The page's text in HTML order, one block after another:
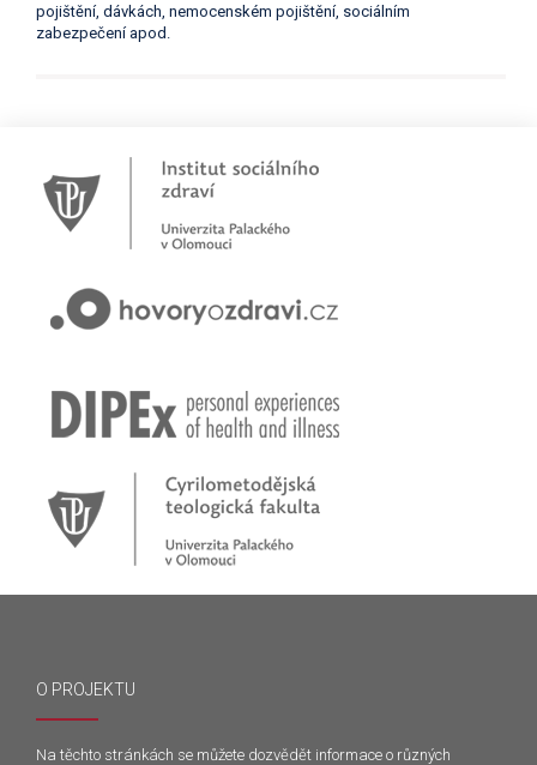
pojištění, dávkách, nemocenském pojištění, sociálním
zabezpečení apod.
O PROJEKTU
Na těchto stránkách se můžete dozvědět informace o různých